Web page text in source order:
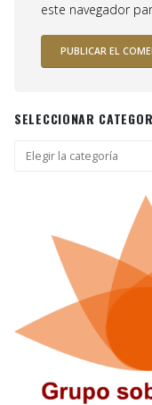
este navegador
SELECCIONAR
Seleccionar
categoría